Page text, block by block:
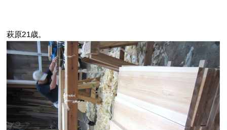
萩原21歳。